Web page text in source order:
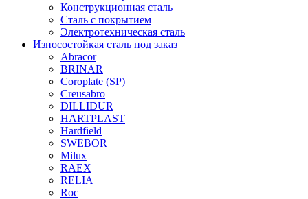
Конструкционная сталь
Сталь с покрытием
Электротехническая сталь
Износостойкая сталь под заказ
Abracor
BRINAR
Coroplate (SP)
Creusabro
DILLIDUR
HARTPLAST
Hardfield
SWEBOR
Milux
RAEX
RELIA
Roc